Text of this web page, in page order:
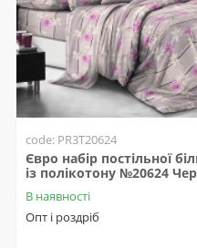
code: PR3T20624
Євро набір постільної
із полікотону №20624
В наявності
Опт і роздріб